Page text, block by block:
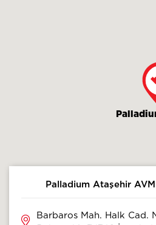
Palladium Ataşehir AVM
Barbaros Mah. Halk Cad.